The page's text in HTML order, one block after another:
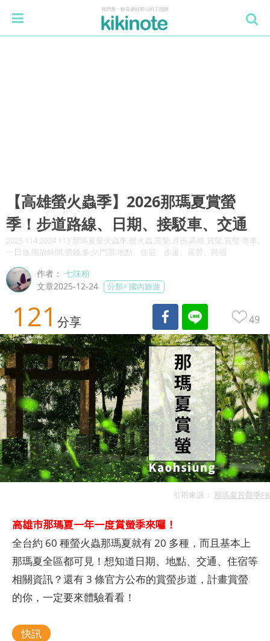
【高雄螢火蟲季】2026那瑪夏賞螢
季！步道路線、日期、接駁車、交通
2025 114 2024 113 那瑪夏螢火蟲季,螢火蟲,賞螢,月份,高雄 賞螢,賞螢 專車,
一日遊,開放時間,價錢,多少,門票 地點、住宿、步道、露營、民宿
作者：七味粉
文章2025-12-24
分類> 國內旅遊
121 分享 49
引用來源： 那瑪夏賞螢季FB
高雄市那瑪夏一年一度賞螢季來囉！
全台約 60 種螢火蟲那瑪夏就有 20 多種，而且基本上
那瑪夏全區都可見！想知道日期、地點、交通、住宿等
相關資訊？還有 3 條官方公布的賞螢步道，計畫賞螢
的你，一定要來體驗看看！
快訊